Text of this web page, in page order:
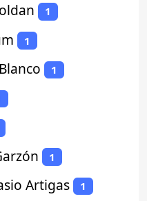
1
1
1
1
Artigas 1